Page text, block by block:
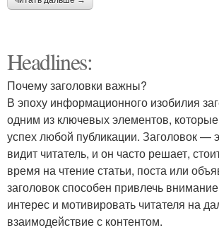
Headlines:
Почему заголовки важны?
В эпоху информационного изобилия
одним из ключевых элементов,
успех любой публикации. Заголовок —
видит читатель, и он часто решает,
время на чтение статьи, поста или
заголовок способен привлечь
интерес и мотивировать читателя на
взаимодействие с контентом.